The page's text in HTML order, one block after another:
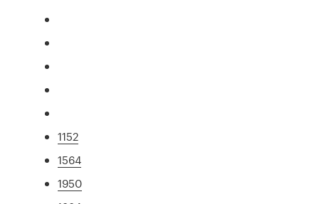
1152
1564
1950